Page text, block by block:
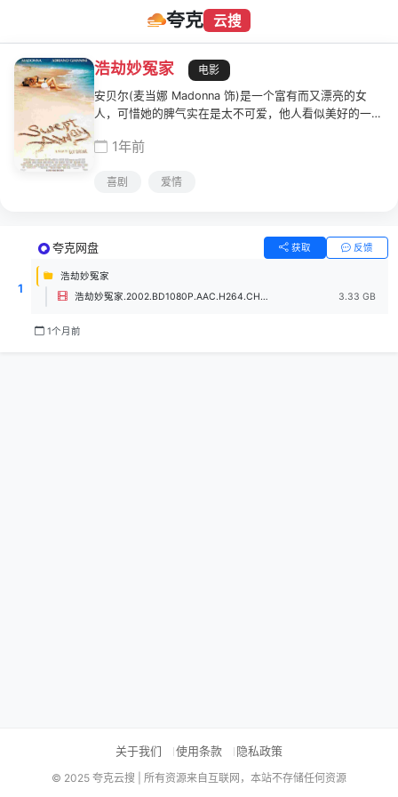
夸克 云搜
浩劫妙冤家
电影
安贝尔(麦当娜 Madonna 饰)是一个富有而又漂亮的女
人，可惜她的脾气实在是太不可爱，他人看似美好的一切
格林伍德 Bruce Greenwood 饰)都不知道自己的妻子究
1年前
喜剧 爱情
1
夸克网盘 获取 反馈
浩劫妙冤家
浩劫妙冤家.2002.BD1080P.AAC.H264.CHSG.mp4
3.33 GB
1个月前
关于我们 使用条款 隐私政策
© 2025 夸克云搜 | 所有资源来自互联网，本站不存储任何资源